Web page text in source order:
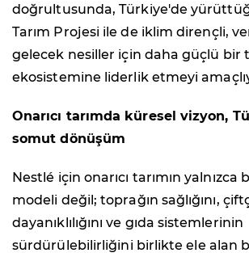
doğrultusunda, Türkiye'de
Tarım Projesi ile de iklim dirençli,
gelecek nesiller için daha güçlü bir
ekosistemine liderlik etmeyi
Onarıcı tarımda küresel vizyon,
somut dönüşüm
Nestlé için onarıcı tarımın
modeli değil; toprağın sağlığını,
dayanıklılığını ve gıda sistemlerinin
sürdürülebilirliğini birlikte ele alan